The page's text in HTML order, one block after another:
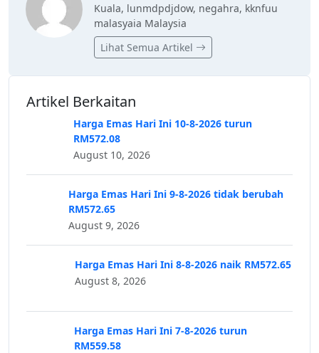
Kuala, lunmdpdjdow, negahra, kknfuu
malasyaia Malaysia
Lihat Semua Artikel
Artikel Berkaitan
Harga Emas Hari Ini 10-8-2026 turun
RM572.08
August 10, 2026
Harga Emas Hari Ini 9-8-2026 tidak berubah
RM572.65
August 9, 2026
Harga Emas Hari Ini 8-8-2026 naik RM572.65
August 8, 2026
Harga Emas Hari Ini 7-8-2026 turun
RM559.58